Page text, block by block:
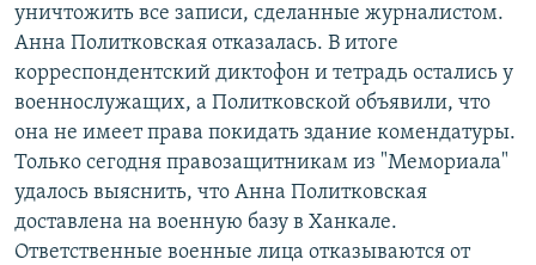
уничтожить все записи, сделанные журналистом.
Анна Политковская отказалась. В итоге
корреспондентский диктофон и тетрадь остались у
военнослужащих, а Политковской объявили, что
она не имеет права покидать здание комендатуры.
Только сегодня правозащитникам из "Мемориала"
удалось выяснить, что Анна Политковская
доставлена на военную базу в Ханкале.
Ответственные военные лица отказываются от